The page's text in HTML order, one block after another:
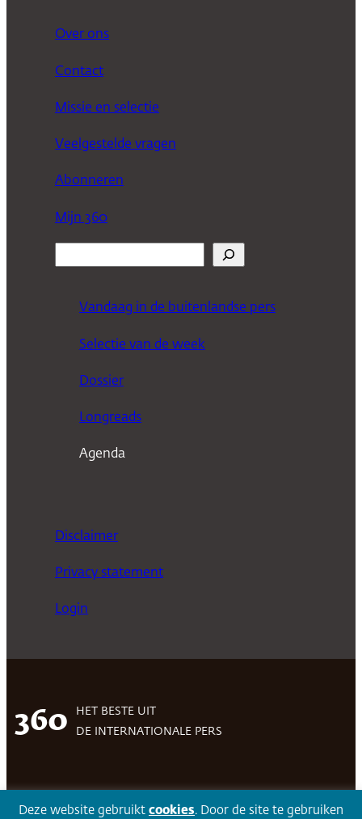
Over ons
Contact
Missie en selectie
Veelgestelde vragen
Abonneren
Mijn 360
Vandaag in de buitenlandse pers
Selectie van de week
Dossier
Longreads
Agenda
Disclaimer
Privacy statement
Login
360
HET BESTE UIT
DE INTERNATIONALE PERS
Volg 360Facebook LinkedIn Twitter
Deze website gebruikt cookies. Door de site te gebruiken